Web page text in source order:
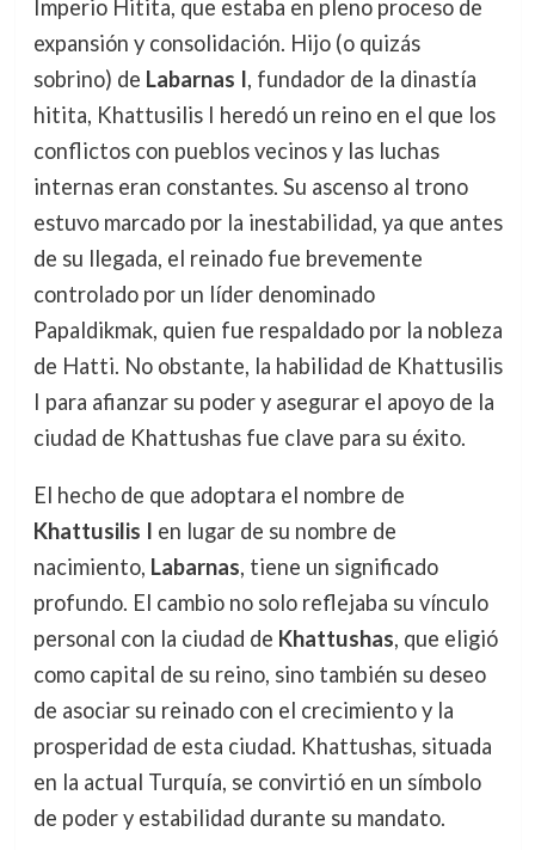
Imperio Hitita, que estaba en pleno proceso de
expansión y consolidación. Hijo (o quizás
sobrino) de Labarnas I, fundador de la dinastía
hitita, Khattusilis I heredó un reino en el que los
conflictos con pueblos vecinos y las luchas
internas eran constantes. Su ascenso al trono
estuvo marcado por la inestabilidad, ya que antes
de su llegada, el reinado fue brevemente
controlado por un líder denominado
Papaldikmak, quien fue respaldado por la nobleza
de Hatti. No obstante, la habilidad de Khattusilis
I para afianzar su poder y asegurar el apoyo de la
ciudad de Khattushas fue clave para su éxito.
El hecho de que adoptara el nombre de
Khattusilis I en lugar de su nombre de
nacimiento, Labarnas, tiene un significado
profundo. El cambio no solo reflejaba su vínculo
personal con la ciudad de Khattushas, que eligió
como capital de su reino, sino también su deseo
de asociar su reinado con el crecimiento y la
prosperidad de esta ciudad. Khattushas, situada
en la actual Turquía, se convirtió en un símbolo
de poder y estabilidad durante su mandato.